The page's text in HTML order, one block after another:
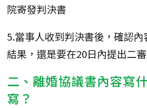
院寄發判決書
5.當事人收到判決書後，確認
結果，還是要在20日內提出二
二、離婚協議書內容寫
寫？